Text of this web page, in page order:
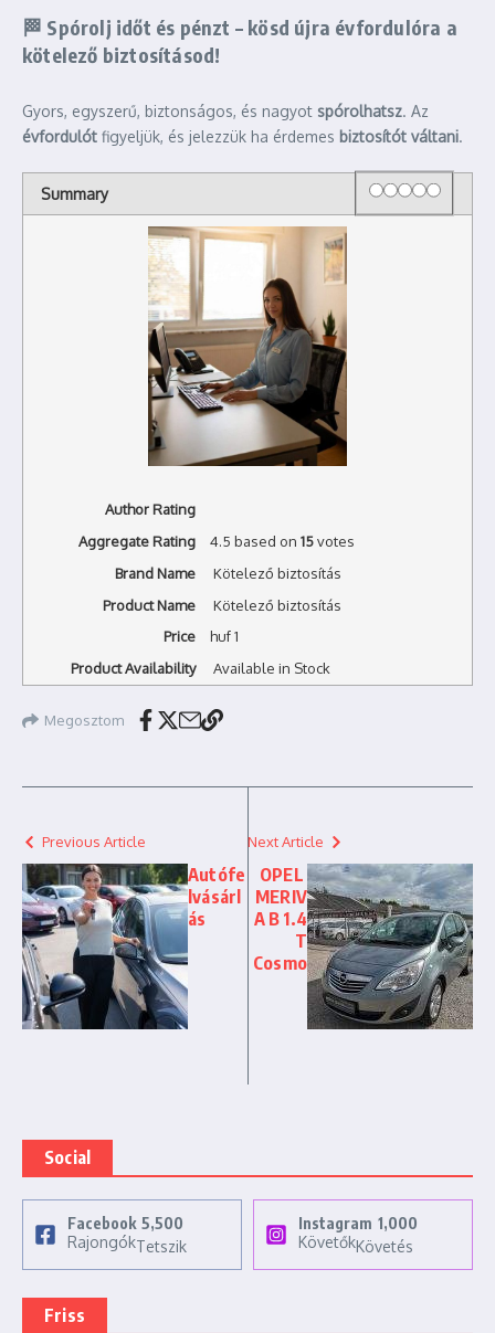
🏁 Spórolj időt és pénzt – kösd újra évfordulóra a
kötelező biztosításod!
Gyors, egyszerű, biztonságos, és nagyot spórolhatsz. Az
évfordulót figyeljük, és jelezzük ha érdemes biztosítót váltani.
Summary Rating
1 star
2 stars
3 stars
4 stars
5 stars
Author Rating
Aggregate Rating
4.5 based on 15votes
Brand Name
Kötelező biztosítás
Product Name
Kötelező biztosítás
Price
huf1
Product Availability
Available in Stock
Megosztom
Previous Article
Autófe
lvásárl
ás
Next Article
OPEL
MERIV
A B 1.4
T
Cosmo
Social
Facebook 5,500
RajongókTetszik
Instagram 1,000
KövetőkKövetés
Friss